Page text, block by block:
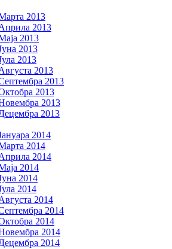
2013
2013
2013
2013
2013
2013
2013
2013
2013
2013
2014
2014
2014
2014
2014
2014
2014
2014
2014
2014
2014